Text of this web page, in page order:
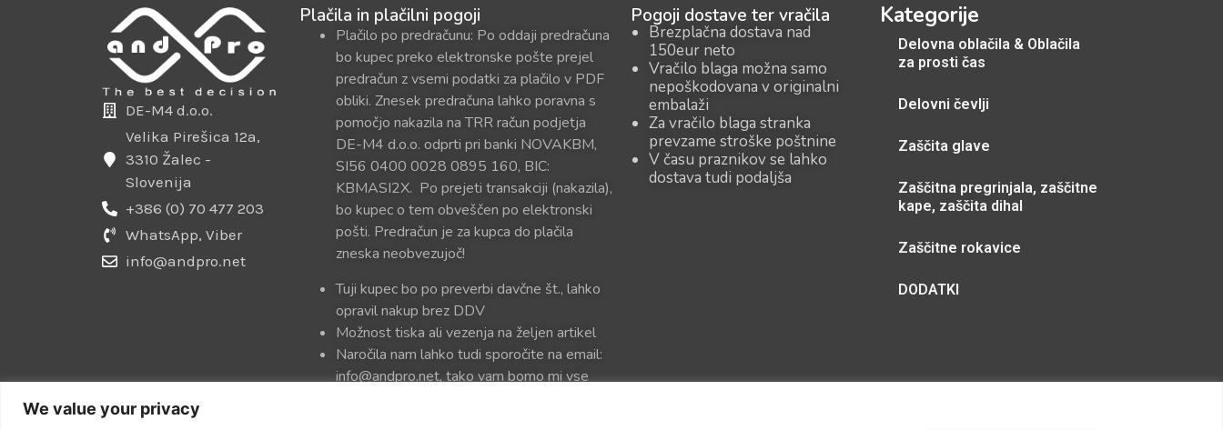
We value your privacy
DE-M4 d.o.o.
Velika Pirešica 12a,
3310 Žalec -
Slovenija
+386 (0) 70 477 203
WhatsApp, Viber
info@andpro.net
Plačila in plačilni pogoji
Plačilo po predračunu: Po oddaji predračuna
bo kupec preko elektronske pošte prejel
predračun z vsemi podatki za plačilo v PDF
obliki. Znesek predračuna lahko poravna s
pomočjo nakazila na TRR račun podjetja
DE-M4 d.o.o. odprti pri banki NOVAKBM,
SI56 0400 0028 0895 160, BIC:
KBMASI2X. Po prejeti transakciji (nakazila),
bo kupec o tem obveščen po elektronski
pošti. Predračun je za kupca do plačila
zneska neobvezujoč!
Tuji kupec bo po preverbi davčne št., lahko
opravil nakup brez DDV
Možnost tiska ali vezenja na željen artikel
Naročila nam lahko tudi sporočite na email:
info@andpro.net, tako vam bomo mi vse
Pogoji dostave ter vračila
Brezplačna dostava nad
150eur neto
Vračilo blaga možna samo
nepoškodovana v originalni
embalaži
Za vračilo blaga stranka
prevzame stroške poštnine
V času praznikov se lahko
dostava tudi podaljša
Kategorije
Delovna oblačila & Oblačila
za prosti čas
Delovni čevlji
Zaščita glave
Zaščitna pregrinjala, zaščitne
kape, zaščita dihal
Zaščitne rokavice
DODATKI